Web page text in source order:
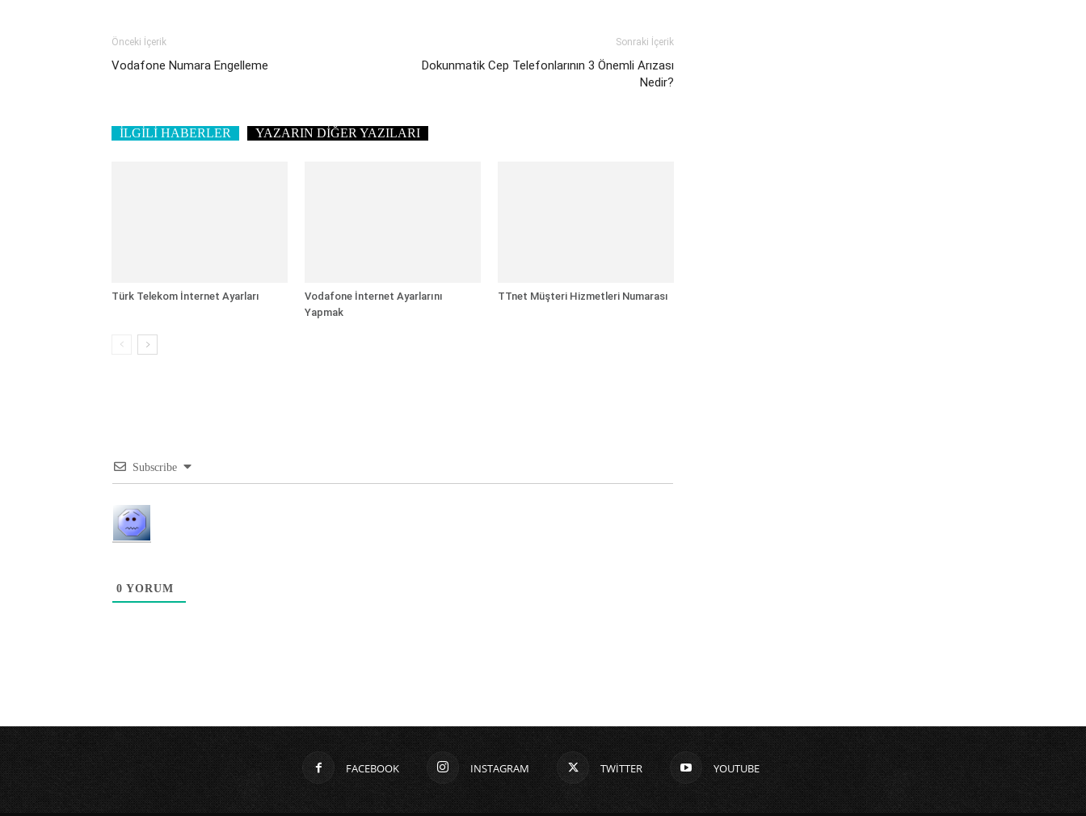
Önceki İçerik
Vodafone Numara Engelleme
Sonraki İçerik
Dokunmatik Cep Telefonlarının 3 Önemli Arızası
Nedir?
İLGİLİ HABERLER YAZARIN DİĞER YAZILARI
Türk Telekom İnternet Ayarları
Vodafone İnternet Ayarlarını
Yapmak
TTnet Müşteri Hizmetleri Numarası
Subscribe
0 YORUM
FACEBOOK INSTAGRAM TWITTER YOUTUBE